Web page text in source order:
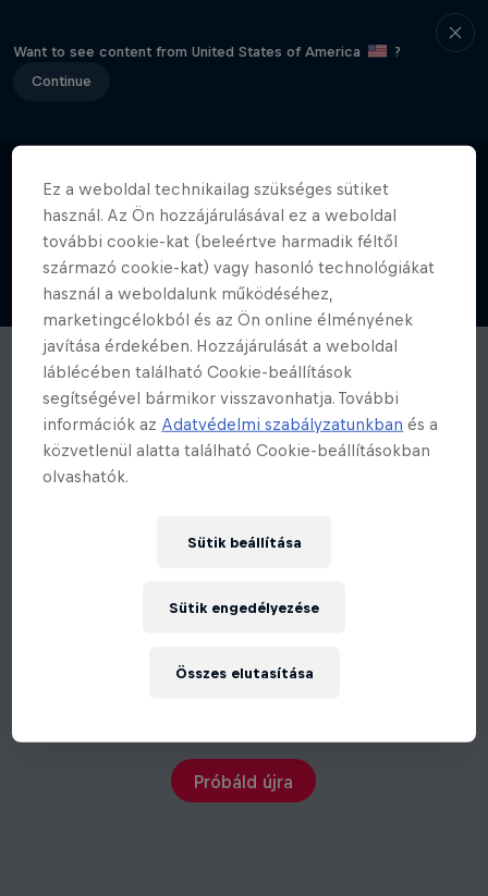
Want to see content from United States of America
?
Continue
Próbáld újra
Ez a weboldal technikailag szükséges sütiket
használ. Az Ön hozzájárulásával ez a weboldal
további cookie-kat (beleértve harmadik féltől
származó cookie-kat) vagy hasonló technológiákat
használ a weboldalunk működéséhez,
marketingcélokból és az Ön online élményének
javítása érdekében. Hozzájárulását a weboldal
láblécében található Cookie-beállítások
segítségével bármikor visszavonhatja. További
információk az Adatvédelmi szabályzatunkban és a
közvetlenül alatta található Cookie-beállításokban
olvashatók.
Sütik beállítása
Összes elutasítása
Sütik engedélyezése